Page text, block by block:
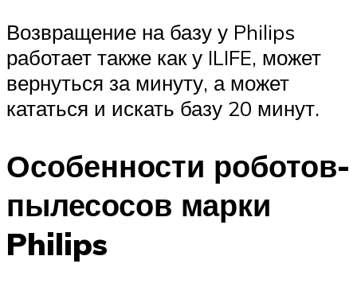
Возвращение на базу у Philips
работает также как у ILIFE, может
вернуться за минуту, а может
кататься и искать базу 20 минут.
Особенности роботов-
пылесосов марки
Philips